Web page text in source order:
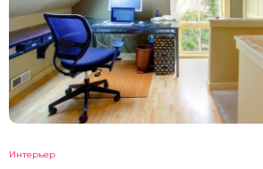
Интерьер